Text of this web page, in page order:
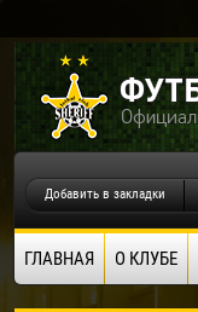
Добавить в закладки
ГЛАВНАЯ О КЛУБЕ